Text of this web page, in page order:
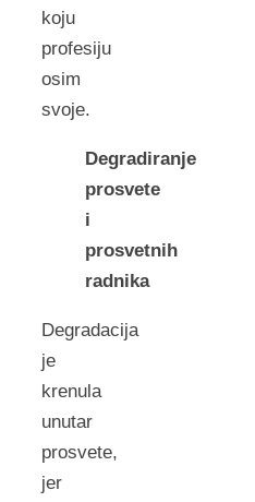
koju
profesiju
osim
svoje.
Degradiranje
prosvete
i
prosvetnih
radnika
Degradacija
je
krenula
unutar
prosvete,
jer